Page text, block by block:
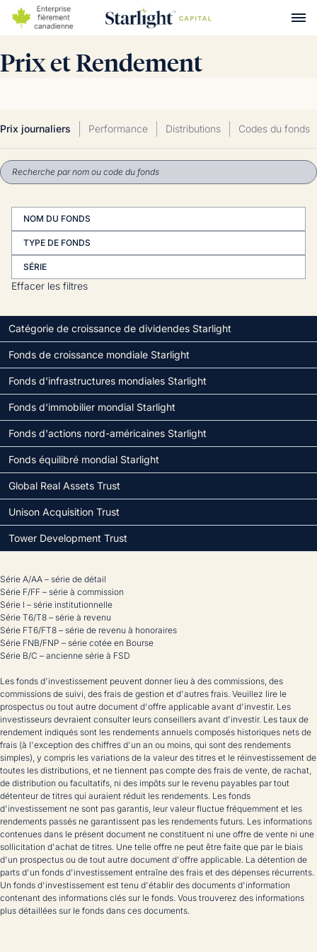
Prix et Rendement
Prix journaliers Performance Distributions Codes du fonds
NOM DU FONDS
TYPE DE FONDS
SÉRIE
Effacer les filtres
Catégorie de croissance de dividendes Starlight
Fonds de croissance mondiale Starlight
Fonds d'infrastructures mondiales Starlight
Fonds d'immobilier mondial Starlight
Fonds d'actions nord-américaines Starlight
Fonds équilibré mondial Starlight
Global Real Assets Trust
Unison Acquisition Trust
Tower Development Trust
Série A/AA – série de détail
Série F/FF – série à commission
Série I – série institutionnelle
Série T6/T8 – série à revenu
Série FT6/FT8 – série de revenu à honoraires
Série FNB/FNP – série cotée en Bourse
Série B/C – ancienne série à FSD
Les fonds d'investissement peuvent donner lieu à des commissions, des
commissions de suivi, des frais de gestion et d'autres frais. Veuillez lire le
prospectus ou tout autre document d'offre applicable avant d'investir. Les
investisseurs devraient consulter leurs conseillers avant d'investir. Les taux de
rendement indiqués sont les rendements annuels composés historiques nets de
frais (à l'exception des chiffres d'un an ou moins, qui sont des rendements
simples), y compris les variations de la valeur des titres et le réinvestissement de
toutes les distributions, et ne tiennent pas compte des frais de vente, de rachat,
de distribution ou facultatifs, ni des impôts sur le revenu payables par tout
détenteur de titres qui auraient réduit les rendements. Les fonds
d'investissement ne sont pas garantis, leur valeur fluctue fréquemment et les
rendements passés ne garantissent pas les rendements futurs. Les informations
contenues dans le présent document ne constituent ni une offre de vente ni une
sollicitation d'achat de titres. Une telle offre ne peut être faite que par le biais
d'un prospectus ou de tout autre document d'offre applicable. La détention de
parts d'un fonds d'investissement entraîne des frais et des dépenses récurrents.
Un fonds d'investissement est tenu d'établir des documents d'information
contenant des informations clés sur le fonds. Vous trouverez des informations
plus détaillées sur le fonds dans ces documents.